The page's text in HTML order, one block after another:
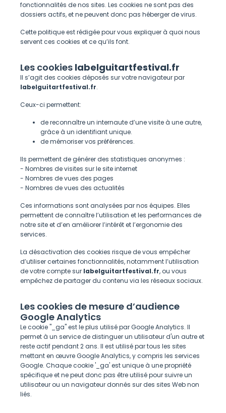
fonctionnalités de nos sites. Les cookies ne sont pas des
dossiers actifs, et ne peuvent donc pas héberger de virus.
Cette politique est rédigée pour vous expliquer à quoi nous
servent ces cookies et ce qu’ils font.
Les cookies labelguitartfestival.fr
Il s’agit des cookies déposés sur votre navigateur par
labelguitartfestival.fr.
Ceux-ci permettent:
de reconnaître un internaute d’une visite à une autre,
grâce à un identifiant unique.
de mémoriser vos préférences.
Ils permettent de générer des statistiques anonymes :
- Nombres de visites sur le site internet
- Nombres de vues des pages
- Nombres de vues des actualités
Ces informations sont analysées par nos équipes. Elles
permettent de connaître l’utilisation et les performances de
notre site et d’en améliorer l’intérêt et l’ergonomie des
services.
La désactivation des cookies risque de vous empêcher
d’utiliser certaines fonctionnalités, notamment l’utilisation
de votre compte sur labelguitartfestival.fr, ou vous
empêchez de partager du contenu via les réseaux sociaux.
Les cookies de mesure d’audience
Google Analytics
Le cookie "_ga" est le plus utilisé par Google Analytics. Il
permet à un service de distinguer un utilisateur d'un autre et
reste actif pendant 2 ans. Il est utilisé par tous les sites
mettant en œuvre Google Analytics, y compris les services
Google. Chaque cookie '_ga' est unique à une propriété
spécifique et ne peut donc pas être utilisé pour suivre un
utilisateur ou un navigateur donnés sur des sites Web non
liés.